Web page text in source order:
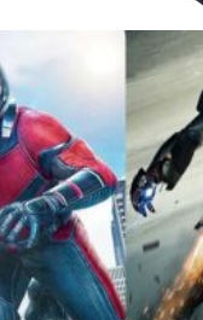
พราะ Endgame นั้น
Downey Jr.
Downey Jr. คือสอง
ให้แก่เขาจนเราได้เห็น
ห้ไม่เลือกผมมาแสดง
เหมาะรึเปล่า ผมไม่
แต่ Joss กับ Robert
ก ๆ ด้วยเทคโนโลยี
แบบนั้น ผมคิดหนัก
งผูกมิตรกับความกลัว
อท้าทาย แล้วทำไมผม
ง Marvel…หรือ
ๆ เลย?
เวลหรือ MCU นั้น อาจ
ไหนหรือภาคไหน
ทั้งหมด 23 เรื่องนั้น
เรื่องราวของแต่ละตัว
งสือการ์ตูน เพียงแค่นี้
ยกว่าห่วยแล้วก็เป็นไป